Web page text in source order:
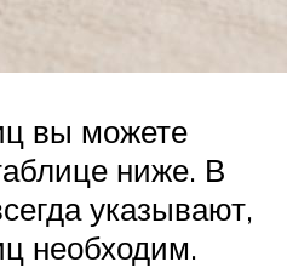
вы можете
ниже. В
указывают,
необходим.